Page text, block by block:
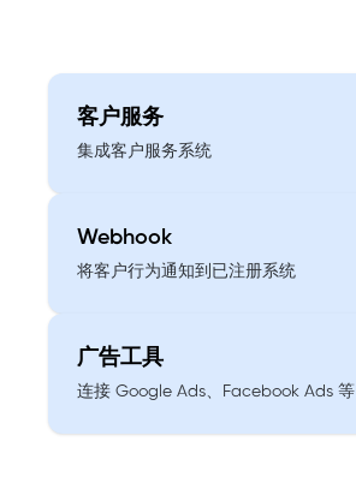
客户服务
集成客户服务系统
Webhook
将客户行为通知到已注册系统
广告工具
连接 Google Ads、Facebook Ads 等